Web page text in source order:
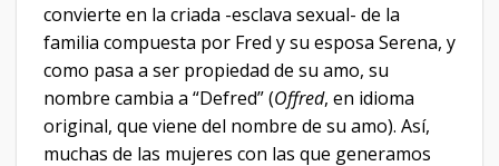
convierte en la criada -esclava sexual- de la
familia compuesta por Fred y su esposa Serena, y
como pasa a ser propiedad de su amo, su
nombre cambia a “Defred” (Offred, en idioma
original, que viene del nombre de su amo). Así,
muchas de las mujeres con las que generamos